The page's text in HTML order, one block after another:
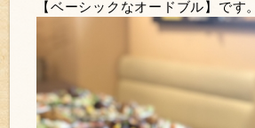
【ベーシックなオードブル】です。